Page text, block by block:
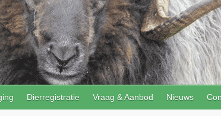
Dierregistratie Vraag & Aanbod Nieuws